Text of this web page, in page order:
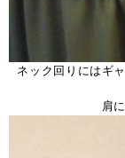
ネック回りにはギ
肩